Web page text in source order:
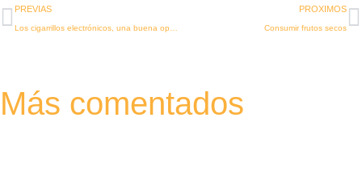
AntPREVIAS
Los cigarrillos electrónicos, una buena opción para dejar el tabaco
PROXIMOS
Consumir frutos secos
Más comentados